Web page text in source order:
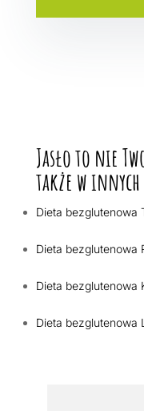
Jasło to nie
także w
Dieta bezglutenowa
Dieta bezglutenowa
Dieta bezglutenowa
Dieta bezglutenowa